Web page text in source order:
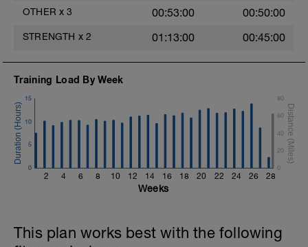
6. V dinámica con peso (12-15
7. Plancha con apoyo de manos y balón
OTHER x 3 00:53:00 00:50:00
STRENGTH x 2 01:13:00 00:45:00
Training Load By Week
2 4 6 8 10 12 14 16 18 20 22 24 26 28
0
5
10
15
0
20
40
60
80
Weeks
This plan works best with the following